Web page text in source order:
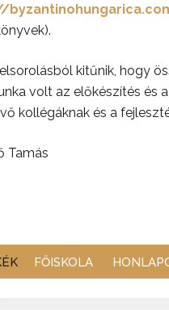
kitűnik, hogy
volt az előkészítés és
kollégáknak és a
Tamás
FŐISKOLA